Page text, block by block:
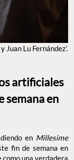
Juan Lu Fernández’.
artificiales
semana en
en Millesime
fin de semana en
una verdadera